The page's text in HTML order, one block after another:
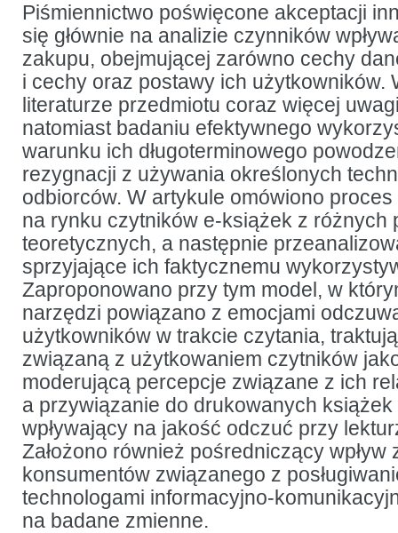
przy
używaniu
nowych
technologii:
przypadek
czytników
e-
książek
Piśmiennictwo poświęcone akceptacji
się głównie na analizie czynników
zakupu, obejmującej zarówno cechy
i cechy oraz postawy ich użytkowników.
literaturze przedmiotu coraz więcej
natomiast badaniu efektywnego
warunku ich długoterminowego
rezygnacji z używania określonych
odbiorców. W artykule omówiono
na rynku czytników e-książek z różnych
teoretycznych, a następnie
sprzyjające ich faktycznemu
Zaproponowano przy tym model, w
narzędzi powiązano z emocjami
użytkowników w trakcie czytania,
związaną z użytkowaniem czytników
moderującą percepcje związane z ich
a przywiązanie do drukowanych
wpływający na jakość odczuć przy
Założono również pośredniczący wpływ
konsumentów związanego z
technologami informacyjno-
na badane zmienne.